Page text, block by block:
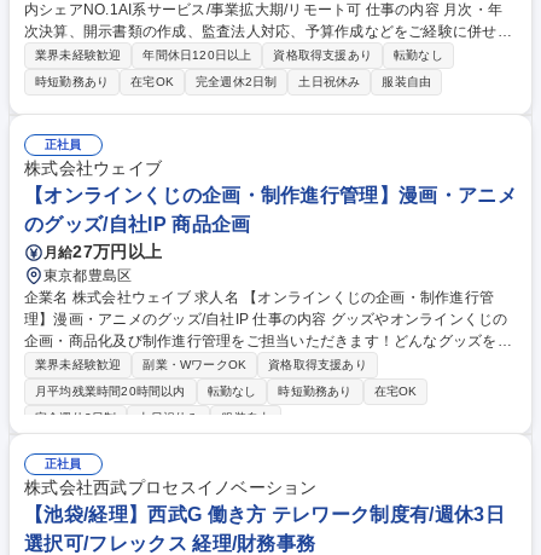
内シェアNO.1AI系サービス/事業拡大期/リモート可 仕事の内容 月次・年
次決算、開示書類の作成、監査法人対応、予算作成などをご経験に併せて
担当していただきます。 現在、各メンバーがそれぞれ担当タスクを持ちな
がら業務を行っています。 またグループ内の連携を大切にしており、週1
回のグループミーティングの他、都度メンバー同士で相談し合うなど情報
連携がしやすい環境を整えています。 【魅力】部署内でジョブローテーシ
ョンを行っているので、希望があれば未経験の業務に将来的にチャレンジ
していただくことが可能です。ぜひ弊社での業務を通してスキルアップを
していだければと思います。 募集職種 【財務経理(経験者)】国内シェアN
O.1AI系サービス/事業拡大期/リモート可
業界未経験歓迎 年間休日120日以上 資格取得支援あり
転勤なし
時短勤務あり
在宅OK 完全週休2日制 土日祝休み 服装自由
正社員
株式会社ウェイブ
【オンラインくじの企画・制作進行管理】漫画・アニメ
のグッズ/自社IP 商品企画
月給27万円以上
東京都豊島区
企業名 株式会社ウェイブ 求人名 【オンラインくじの企画・制作進行管
理】漫画・アニメのグッズ/自社IP 仕事の内容 グッズやオンラインくじの
企画・商品化及び制作進行管理をご担当いただきます！どんなグッズを作
るのかという企画段階から、世に送りだすところまで一連の流れを経験で
きます。 ■商品企画・制作進行管理 ■版権管理・ライセンス業務 ■その他
事務作業 【入社後の業務】 ・ライセンスアウト案件の進行管理から覚え
っていただきます 募集職種 【オンラインくじの企画・制作進行管理】漫
画・アニメのグッズ/自社IP
業界未経験歓迎 副業・WワークOK
資格取得支援あり
月平均残業時間20時間以内
転勤なし 時短勤務あり
在宅OK
完全週休2日制
土日祝休み 服装自由
正社員
株式会社西武プロセスイノベーション
【池袋/経理】西武G 働き方 テレワーク制度有/週休3日
選択可/フレックス 経理/財務事務